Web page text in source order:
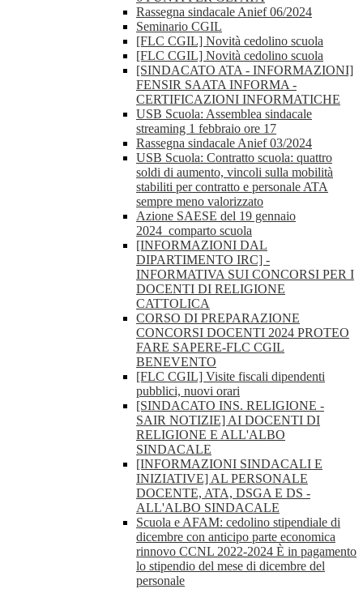
Rassegna sindacale Anief 06/2024
Seminario CGIL
[FLC CGIL] Novità cedolino scuola
[FLC CGIL] Novità cedolino scuola
[SINDACATO ATA - INFORMAZIONI]
FENSIR SAATA INFORMA -
CERTIFICAZIONI INFORMATICHE
USB Scuola: Assemblea sindacale
streaming 1 febbraio ore 17
Rassegna sindacale Anief 03/2024
USB Scuola: Contratto scuola: quattro
soldi di aumento, vincoli sulla mobilità
stabiliti per contratto e personale ATA
sempre meno valorizzato
Azione SAESE del 19 gennaio
2024_comparto scuola
[INFORMAZIONI DAL
DIPARTIMENTO IRC] -
INFORMATIVA SUI CONCORSI PER I
DOCENTI DI RELIGIONE
CATTOLICA
CORSO DI PREPARAZIONE
CONCORSI DOCENTI 2024 PROTEO
FARE SAPERE-FLC CGIL
BENEVENTO
[FLC CGIL] Visite fiscali dipendenti
pubblici, nuovi orari
[SINDACATO INS. RELIGIONE -
SAIR NOTIZIE] AI DOCENTI DI
RELIGIONE E ALL'ALBO
SINDACALE
[INFORMAZIONI SINDACALI E
INIZIATIVE] AL PERSONALE
DOCENTE, ATA, DSGA E DS -
ALL'ALBO SINDACALE
Scuola e AFAM: cedolino stipendiale di
dicembre con anticipo parte economica
rinnovo CCNL 2022-2024 È in pagamento
lo stipendio del mese di dicembre del
personale